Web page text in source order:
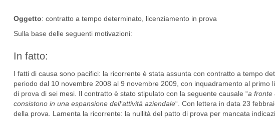
Oggetto: contratto a tempo determinato, licenziamento in prova
Sulla base delle seguenti motivazioni:
In fatto:
I fatti di causa sono pacifici: la ricorrente è stata assunta con contratto a tempo
periodo dal 10 novembre 2008 al 9 novembre 2009, con inquadramento al
di prova di sei mesi. Il contratto è stato stipulato con la seguente causale “a fronte
consistono in una espansione dell’attività aziendale“. Con lettera in data 23
della prova. Lamenta la ricorrente: la nullità del patto di prova per mancata